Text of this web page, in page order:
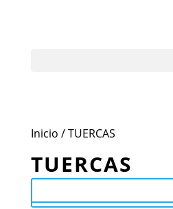
Inicio / TUERCAS
TUERCAS